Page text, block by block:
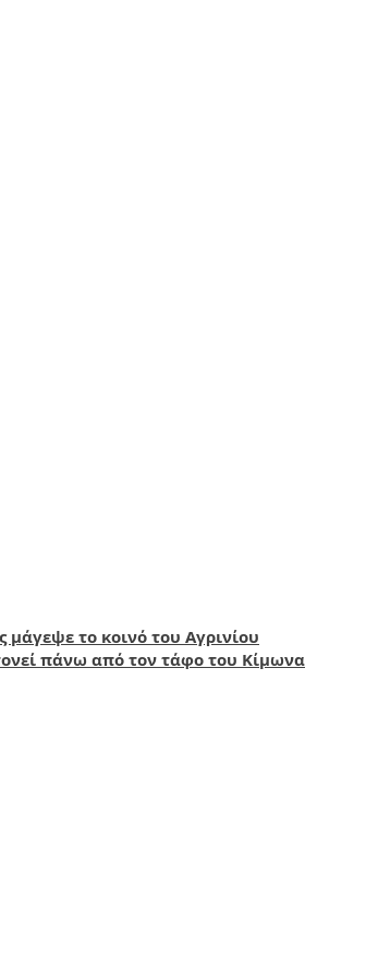
το κοινό του Αγρινίου
πάνω από τον τάφο του Κίμωνα